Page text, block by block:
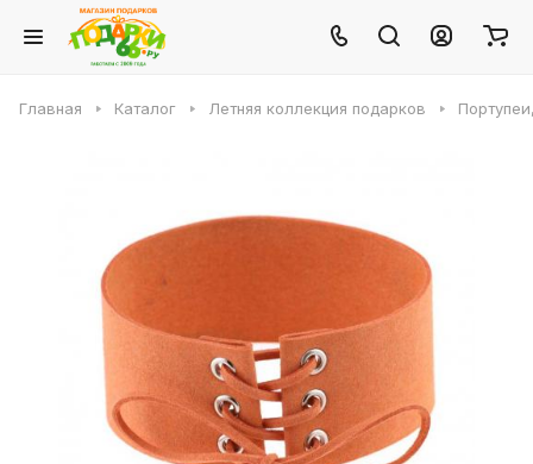
Главная Каталог Летняя коллекция подарков